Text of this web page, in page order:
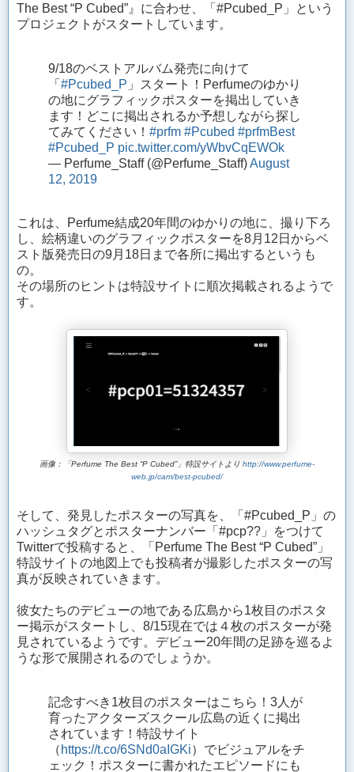
The Best “P Cubed”』に合わせ、「#Pcubed_P」という
プロジェクトがスタートしています。
9/18のベストアルバム発売に向けて
「 #Pcubed_P 」スタート！Perfumeのゆかり
の地にグラフィックポスターを掲出していき
ます！どこに掲出されるか予想しながら探し
てみてください！ #prfm #Pcubed #prfmBest
#Pcubed_P pic.twitter.com/yWbvCqEWOk
— Perfume_Staff (@Perfume_Staff)August
12, 2019
これは、Perfume結成20年間のゆかりの地に、撮り下ろ
し、絵柄違いのグラフィックポスターを8月12日からベ
スト版発売日の9月18日まで各所に掲出するというも
の。
その場所のヒントは特設サイトに順次掲載されるようで
す。
画像：「Perfume The Best “P Cubed”」特設サイトより http://www.perfume-
web.jp/cam/best-pcubed/
そして、発見したポスターの写真を、「#Pcubed_P」の
ハッシュタグとポスターナンバー「#pcp??」をつけて
Twitterで投稿すると、「Perfume The Best “P Cubed”」
特設サイトの地図上でも投稿者が撮影したポスターの写
真が反映されていきます。
彼女たちのデビューの地である広島から1枚目のポスタ
ー掲示がスタートし、8/15現在では４枚のポスターが発
見されているようです。デビュー20年間の足跡を巡るよ
うな形で展開されるのでしょうか。
記念すべき1枚目のポスターはこちら！3人が
育ったアクターズスクール広島の近くに掲出
されています！特設サイト
（ https://t.co/6SNd0aIGKi）でビジュアルをチ
ェック！ポスターに書かれたエピソードにも